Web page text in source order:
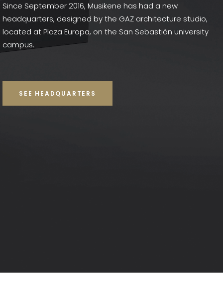
Since September 2016, Musikene has had a new
headquarters, designed by the GAZ architecture studio,
located at Plaza Europa, on the San Sebastián university
campus.
SEE HEADQUARTERS